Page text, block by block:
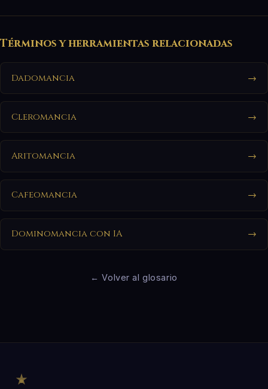
Términos y herramientas relacionadas
Dadomancia →
Cleromancia →
Aritomancia →
Cafeomancia →
Dominomancia con IA →
← Volver al glosario